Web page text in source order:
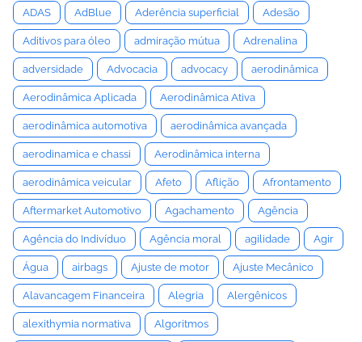
ADAS AdBlue Aderência superficial Adesão
Aditivos para óleo admiração mútua Adrenalina
adversidade Advocacia advocacy aerodinâmica
Aerodinâmica Aplicada Aerodinâmica Ativa
aerodinâmica automotiva aerodinâmica avançada
aerodinamica e chassi Aerodinâmica interna
aerodinâmica veicular Afeto Aflição Afrontamento
Aftermarket Automotivo Agachamento Agência
Agência do Indivíduo Agência moral agilidade Agir
Água airbags Ajuste de motor Ajuste Mecânico
Alavancagem Financeira Alegria Alergênicos
alexithymia normativa Algoritmos